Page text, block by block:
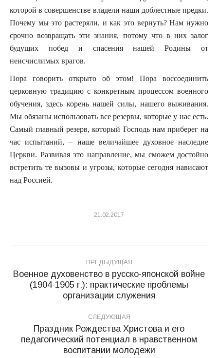
которой в совершенстве владели наши доблестные предки.
Почему мы это растеряли, и как это вернуть? Нам нужно
срочно возвращать эти знания, потому что в них залог
будущих побед и спасения нашей Родины от
неисчислимых врагов.
Пора говорить открыто об этом! Пора воссоединить
церковную традицию с конкретным процессом военного
обучения, здесь корень нашей силы, нашего выживания.
Мы обязаны использовать все резервы, которые у нас есть.
Самый главный резерв, который Господь нам приберег на
час испытаний, – наше величайшее духовное наследие
Церкви. Развивая это направление, мы сможем достойно
встретить те вызовы и угрозы, которые сегодня нависают
над Россией.
21.02.2017
Навигация
по
записям
ПРЕДЫДУЩАЯ
Предыдущая
запись:
Военное духовенство в русско-японской войне
(1904-1905 г.): практические проблемы
организации служения
СЛЕДУЮЩАЯ
Следующая
запись:
Праздник Рождества Христова и его
педагогический потенциал в нравственном
воспитании молодежи